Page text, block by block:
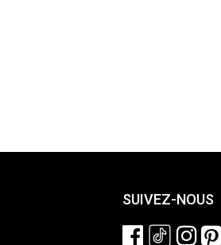
SUIVEZ-NOUS